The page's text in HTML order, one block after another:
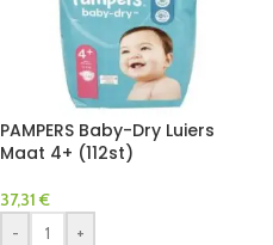
PAMPERS Baby-Dry Luiers
Maat 4+ (112st)
37,31 €
-
+